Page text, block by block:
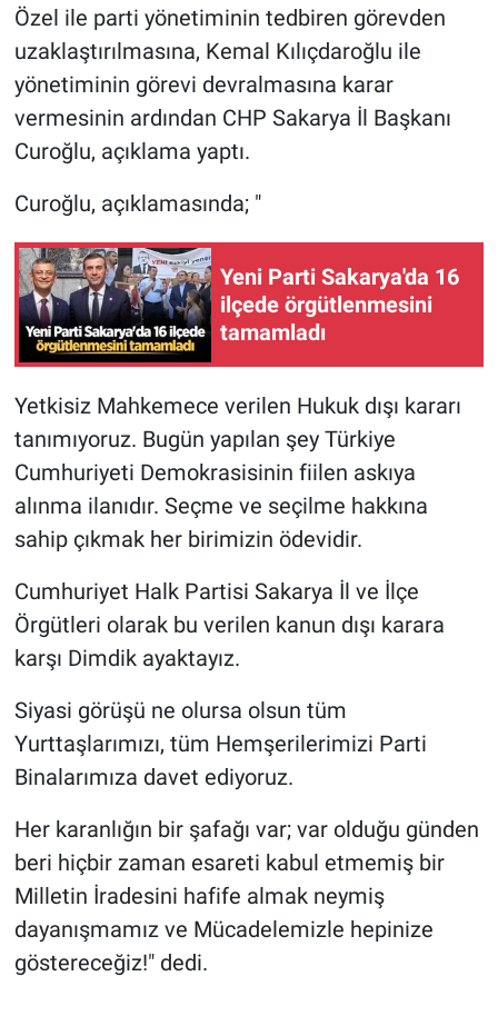
Özel ile parti yönetiminin tedbiren görevden
uzaklaştırılmasına, Kemal Kılıçdaroğlu ile
yönetiminin görevi devralmasına karar
vermesinin ardından CHP Sakarya İl Başkanı
Curoğlu, açıklama yaptı.
Curoğlu, açıklamasında; "
Yeni Parti Sakarya'da 16
ilçede örgütlenmesini
tamamladı
Yetkisiz Mahkemece verilen Hukuk dışı kararı
tanımıyoruz. Bugün yapılan şey Türkiye
Cumhuriyeti Demokrasisinin fiilen askıya
alınma ilanıdır. Seçme ve seçilme hakkına
sahip çıkmak her birimizin ödevidir.
Cumhuriyet Halk Partisi Sakarya İl ve İlçe
Örgütleri olarak bu verilen kanun dışı karara
karşı Dimdik ayaktayız.
Siyasi görüşü ne olursa olsun tüm
Yurttaşlarımızı, tüm Hemşerilerimizi Parti
Binalarımıza davet ediyoruz.
Her karanlığın bir şafağı var; var olduğu günden
beri hiçbir zaman esareti kabul etmemiş bir
Milletin İradesini hafife almak neymiş
dayanışmamız ve Mücadelemizle hepinize
göstereceğiz!" dedi.